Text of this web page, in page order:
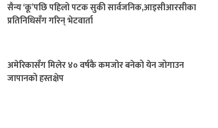
सैन्य ‘कू’पछि पहिलो पटक सुकी सार्वजनिक,आइसीआरसीका
प्रतिनिधिसँग गरिन् भेटवार्ता
अमेरिकासँग मिलेर ४० वर्षकै कमजोर बनेको येन जोगाउन
जापानको हस्तक्षेप